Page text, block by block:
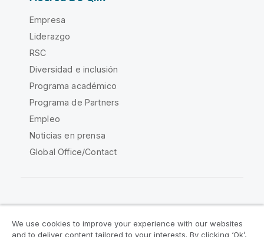
Empresa
Liderazgo
RSC
Diversidad e inclusión
Programa académico
Programa de Partners
Empleo
Noticias en prensa
Global Office/Contact
We use cookies to improve your experience with our websites
and to deliver content tailored to your interests. By clicking ‘Ok’,